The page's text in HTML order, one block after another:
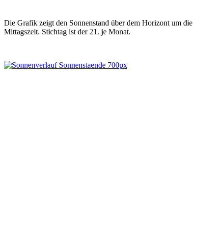
Die Grafik zeigt den Sonnenstand über dem Horizont um die
Mittagszeit. Stichtag ist der 21. je Monat.